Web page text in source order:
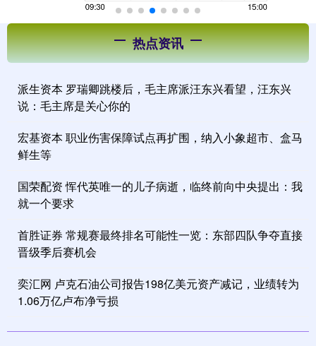
热点资讯
派生资本 罗瑞卿跳楼后，毛主席派汪东兴看望，汪东兴
说：毛主席是关心你的
宏基资本 职业伤害保障试点再扩围，纳入小象超市、盒马
鲜生等
国荣配资 恽代英唯一的儿子病逝，临终前向中央提出：我
就一个要求
首胜证券 常规赛最终排名可能性一览：东部四队争夺直接
晋级季后赛机会
奕汇网 卢克石油公司报告198亿美元资产减记，业绩转为
1.06万亿卢布净亏损